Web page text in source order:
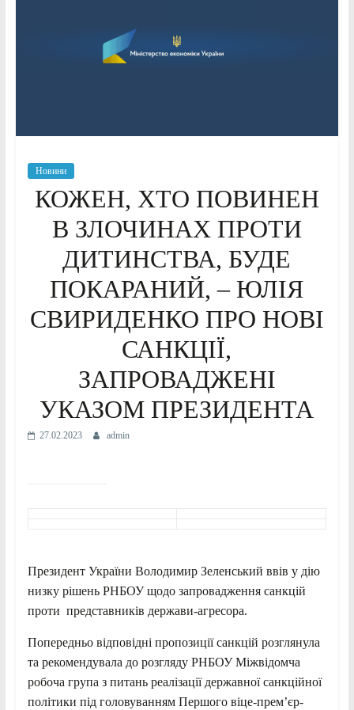
Новини
КОЖЕН, ХТО ПОВИНЕН
В ЗЛОЧИНАХ ПРОТИ
ДИТИНСТВА, БУДЕ
ПОКАРАНИЙ, – ЮЛІЯ
СВИРИДЕНКО ПРО НОВІ
САНКЦІЇ,
ЗАПРОВАДЖЕНІ
УКАЗОМ ПРЕЗИДЕНТА
27.02.2023 admin
Президент України Володимир Зеленський ввів у дію
низку рішень РНБОУ щодо запровадження санкцій
проти представників держави-агресора.
Попередньо відповідні пропозиції санкцій розглянула
та рекомендувала до розгляду РНБОУ Міжвідомча
робоча група з питань реалізації державної санкційної
політики під головуванням Першого віце-прем’єр-